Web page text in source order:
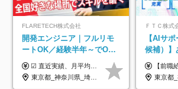
FLARETECH株式会社
開発エンジニア｜フルリモ
ートOK／経験半年～でOK
／実質還元率80～90%／前
給保証／AI系など最先端案
件多数
☑︎ 直近実績、月平均17,000円の昇給 ☑︎ 前職給与100%保証 ☑︎ 実質還元率80～90% ☑︎ 待機時も給与は満額支給 月給35万円～70万円＋交通費など各種手当 ※想定年収：4,200,000円～10,560,000円 ※経験・能力等を考慮の上で決定します。 ※上記金額には、みなし残業手当（50時間分・104,000円～212,000円）を含みます。超過分は別途追加支給します。 ┗残業時間は月平均10時間、多い時でも20時間程度と安定しております ★単価連動型の給与体系ではないため、万が一待機になってもその間の給与は満額支給しています。 ＜1年間の昇給事例をご紹介！＞ ・20代/フロントエンドエンジニア：月給274,000円→月給362,000円（＋88,000円/月） ・20代/iOSエンジニア：月給237,000円→月給287,000円（＋50,000円/月） ・20代/Androidエンジニア：月給316,000円→月給374,000円（＋58,000円/月） ・30代/Javaエンジニア（上流）：月給340,000円→月給418,000円（＋78,000円/月） ・30代/PMO：月給340,000円→月給418,000円（＋78,000円/月）
東京都_神奈川県_埼玉県_千葉県_大阪府_愛知県_北海道_青森県_岩手県_宮城県_秋田県_山形県_福島県_茨城県_栃木県_群馬県_新潟県_山梨県_長野県_富山県_石川県_福井県_静岡県_岐阜県_三重県_兵庫県_京都府_滋賀県_奈良県_和歌山県_広島県_岡山県_鳥取県_島根県_山口県_徳島県_香川県_愛媛県_高知県_福岡県_熊本県_佐賀県_長崎県_大分県_宮崎県_鹿児島県_沖縄県
ＦＴＣ株式
【AIサ
候補）】
経験をAI
未経験
ル
【前職給与保証】 ■未経験者： 月給30万円～35万円 ■ローキャリア（経験目安1年程度）： 月給35万円～40万円 ■経験者（経験目安3年以上）： 月給40万円～60万円 ■即戦力（経験目安5年以上）： 月給45万円～80万円 ※上記金額には固定残業代30時間分 【未経験者5万5000円～7万3000円、 ローキャリア6万4000円～7万3000円、 経験者5万8000円～10万9000円、 即戦力8万2000円～14万
東京都_神